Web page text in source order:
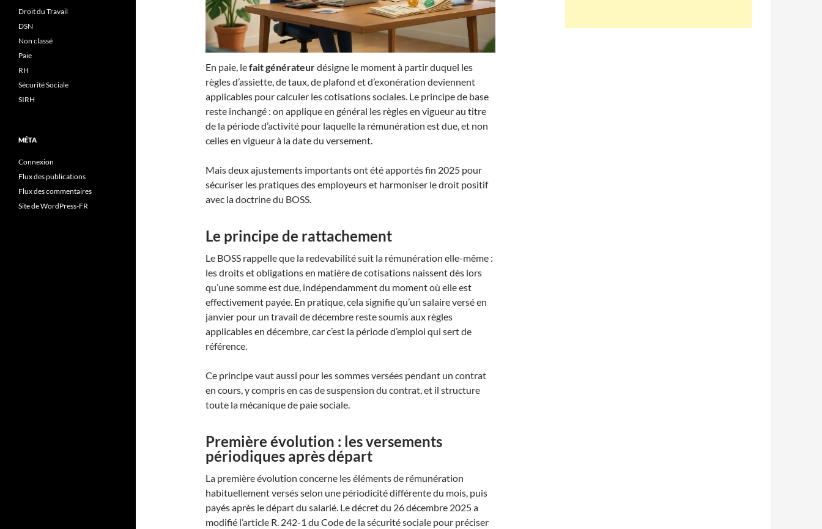
En paie, lefait générateurdésigne le moment à partir duquel les
règles d’assiette, de taux, de plafond et d’exonération deviennent
applicables pour calculer les cotisations sociales. Le principe de base
reste inchangé : on applique en général les règles en vigueur au titre
de la période d’activité pour laquelle la rémunération est due, et non
celles en vigueur à la date du versement.
Mais deux ajustements importants ont été apportés fin 2025 pour
sécuriser les pratiques des employeurs et harmoniser le droit positif
avec la doctrine du BOSS.
Le principe de rattachement
Le BOSS rappelle que la redevabilité suit la rémunération elle-même :
les droits et obligations en matière de cotisations naissent dès lors
qu’une somme est due, indépendamment du moment où elle est
effectivement payée. En pratique, cela signifie qu’un salaire versé en
janvier pour un travail de décembre reste soumis aux règles
applicables en décembre, car c’est la période d’emploi qui sert de
référence.
Ce principe vaut aussi pour les sommes versées pendant un contrat
en cours, y compris en cas de suspension du contrat, et il structure
toute la mécanique de paie sociale.
Première évolution : les versements
périodiques après départ
La première évolution concerne les éléments de rémunération
habituellement versés selon une périodicité différente du mois, puis
payés après le départ du salarié. Le décret du 26 décembre 2025 a
modifié l’article R. 242-1 du Code de la sécurité sociale pour préciser
Droit du Travail
DSN
Non classé
Paie
RH
Sécurité Sociale
SIRH
MÉTA
Connexion
Flux des publications
Flux des commentaires
Site de WordPress-FR